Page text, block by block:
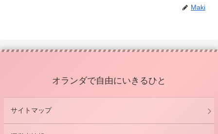
Maki
オランダで自由にいきるひと
サイトマップ